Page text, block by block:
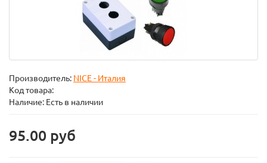
Производитель: NICE - Италия
Код товара:
Наличие: Есть в наличии
95.00 руб